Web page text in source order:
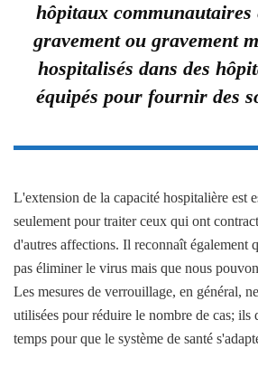
hôpitaux communautaires
gravement ou gravement
hospitalisés dans des
équipés pour fournir des
L'extension de la capacité hospitalière est
seulement pour traiter ceux qui ont
d'autres affections. Il reconnaît également
pas éliminer le virus mais que nous
Les mesures de verrouillage, en général,
utilisées pour réduire le nombre de cas; ils
temps pour que le système de santé